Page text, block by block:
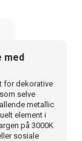
med
for dekorative
selve
metallic
element i
på 3000K
sosiale